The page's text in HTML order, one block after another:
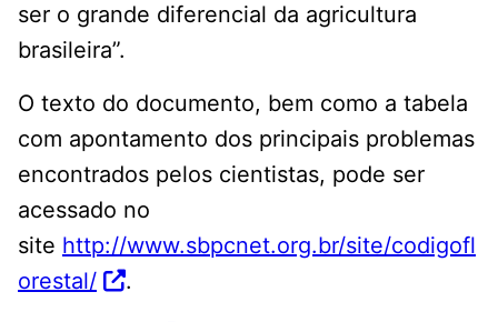
ser o grande diferencial da agricultura
brasileira”.
O texto do documento, bem como a tabela
com apontamento dos principais problemas
encontrados pelos cientistas, pode ser
acessado no
site http://www.sbpcnet.org.br/site/codigofl
orestal/
.